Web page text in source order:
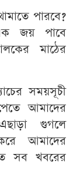
পারবে?
জয় পাবে
মাঠের
সময়সূচী
আমাদের
গুগলে
আমাদের
সব খবরের